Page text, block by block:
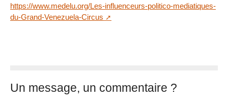
https://www.medelu.org/Les-influenceurs-politico-mediatiques-
du-Grand-Venezuela-Circus
Un message, un commentaire ?